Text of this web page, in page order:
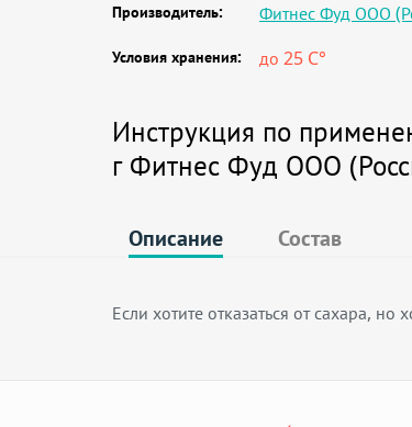
Производитель: Фитнес Фуд ООО
Условия хранения: до 25 C°
Инструкция по
г Фитнес Фуд ООО
Описание Состав
Если хотите отказаться от сахара,